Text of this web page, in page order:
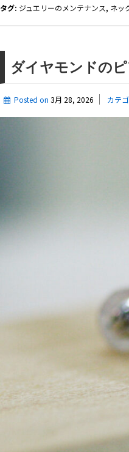
エ
テ
ン
輪
し
の
タグ: ジュエリーのメンテナンス, ネッ
ダイヤモンドの
Posted on 3月 28, 2026 カテ